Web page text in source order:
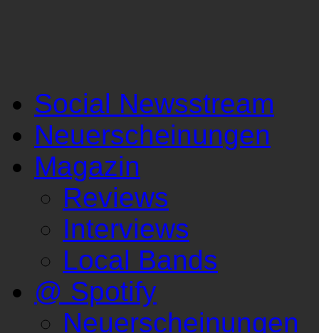
Social Newsstream
Neuerscheinungen
Magazin
Reviews
Interviews
Local Bands
@ Spotify
Neuerscheinungen